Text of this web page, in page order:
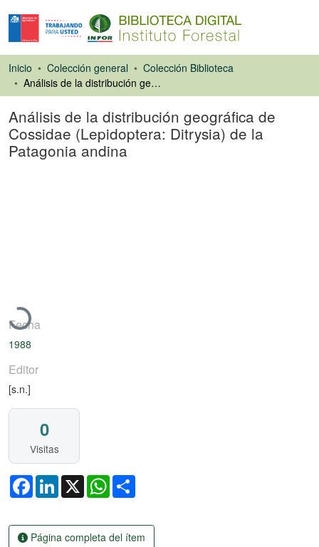
Inicio Colección general
Colección Biblioteca
Análisis de la distribución geográfica de Cossidae (Lepidoptera: Ditrysia) de la Patagonia andina
Análisis de la distribución geográfica de
Cossidae (Lepidoptera: Ditrysia) de la
Patagonia andina
Cargando...
Fecha
1988
Editor
[s.n.]
0
Visitas
FacebookLinkedIn
X WhatsApp
Página completa del ítem